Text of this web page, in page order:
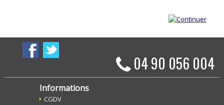
04 90 056 004
Informations
CGDV